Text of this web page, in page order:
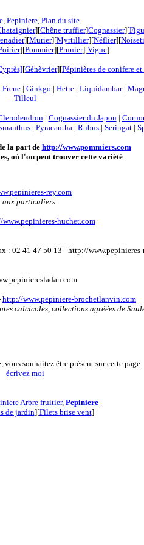
, Pepiniere, Plan du site
][Chêne truffier]Cognassier][
][Murier][Myrtillier][Néflier][
][Pommier][Prunier][Vigne]
[Génèvrier][Pépinières de conifere
Frene | Ginkgo | Hetre | Liquidambar|
Tilleul
| Cognassier du Japon|
| Pyracantha| Rubus| Seringat|
la part de http://www.pommiers.com
où l'on peut trouver cette variété
rey.com
aux particuliers.
huchet.com
: 02 41 47 50 13 - http://
http://www.pepiniere-brochetlanvin.com
calcicoles, collections agréées de
vous souhaitez être présent sur cette page
écrivez moi
Arbre fruitier, Pepiniere
de jardin][Filets brise vent]